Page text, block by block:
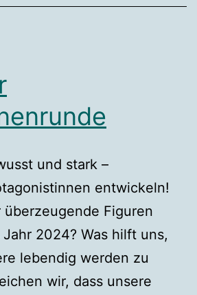
und stark –
entwickeln!
Figuren
2024? Was hilft uns,
lebendig werden zu
wir, dass unsere